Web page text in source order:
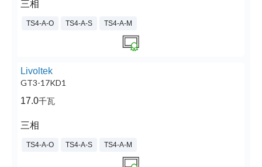
三相
TS4-A-O TS4-A-S TS4-A-M
Livoltek
GT3-17KD1
17.0千瓦
三相
TS4-A-O TS4-A-S TS4-A-M